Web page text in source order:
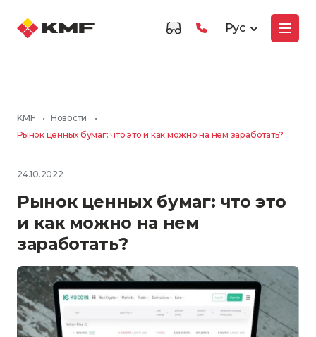
Рус
KMF • Новости
•
Рынок ценных бумаг: что это и как можно на нем заработать?
24.10.2022
Рынок ценных бумаг: что это
и как можно на нем
заработать?